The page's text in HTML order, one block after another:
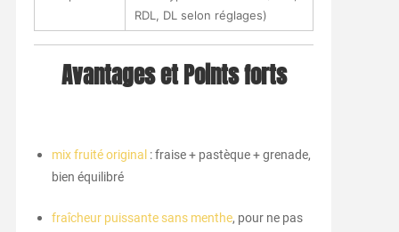
RDL, DL selon réglages)
Avantages et Points forts
mix fruité original : fraise + pastèque + grenade,
bien équilibré
fraîcheur puissante sans menthe, pour ne pas